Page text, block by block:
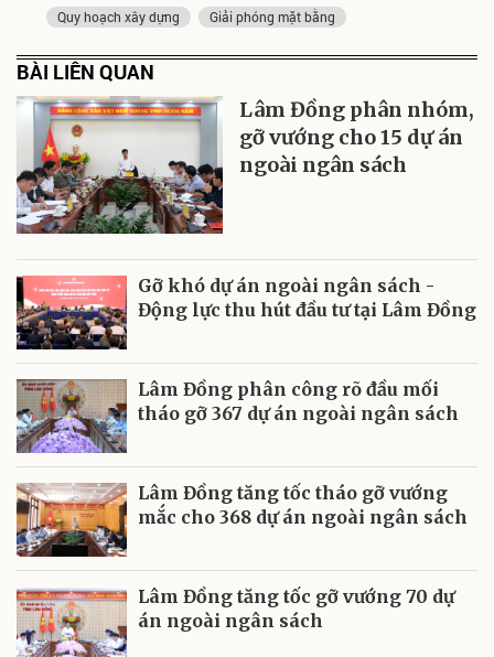
Quy hoạch xây dựng
Giải phóng mặt bằng
BÀI LIÊN QUAN
Lâm Đồng phân nhóm,
gỡ vướng cho 15 dự án
ngoài ngân sách
Gỡ khó dự án ngoài ngân sách -
Động lực thu hút đầu tư tại Lâm Đồng
Lâm Đồng phân công rõ đầu mối
tháo gỡ 367 dự án ngoài ngân sách
Lâm Đồng tăng tốc tháo gỡ vướng
mắc cho 368 dự án ngoài ngân sách
Lâm Đồng tăng tốc gỡ vướng 70 dự
án ngoài ngân sách